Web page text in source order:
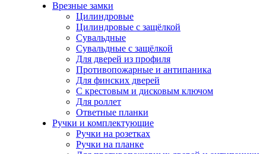
Врезные замки
Цилиндровые
Цилиндровые с защёлкой
Сувальдные
Сувальдные с защёлкой
Для дверей из профиля
Противопожарные и антипаника
Для финских дверей
С крестовым и дисковым ключом
Для роллет
Ответные планки
Ручки и комплектующие
Ручки на розетках
Ручки на планке